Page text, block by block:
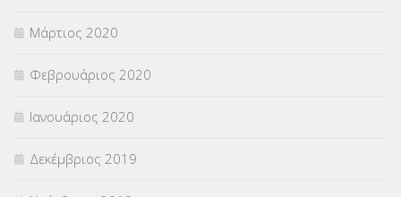
Μάρτιος 2020
Φεβρουάριος 2020
Ιανουάριος 2020
Δεκέμβριος 2019